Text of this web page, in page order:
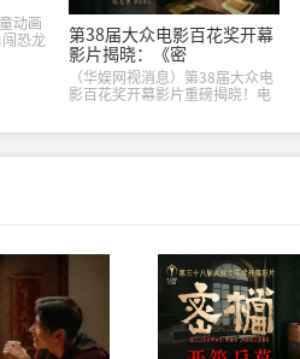
动画
恐龙
第38届大众电影百花奖开幕
影片揭晓：《密
（华娱网视消息）第38届大众电
影百花奖开幕影片重磅揭晓！电
同步对外正式发...